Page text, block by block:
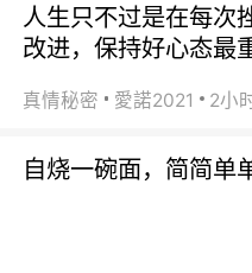
人生只不过是在每次
改进，保持好心态最
真情秘密 愛諾2021 2小
自烧一碗面，简简单